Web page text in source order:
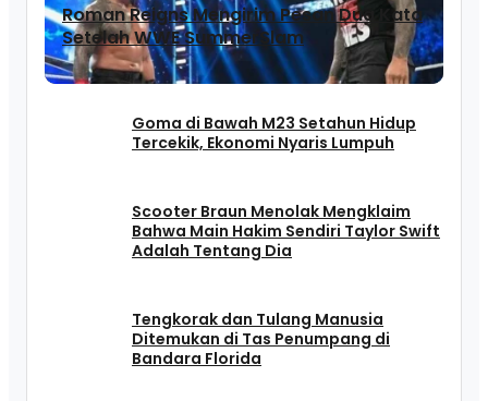
Roman Reigns Mengirim Pesan Dua Kata
Setelah WWE SummerSlam
Goma di Bawah M23 Setahun Hidup
Tercekik, Ekonomi Nyaris Lumpuh
Scooter Braun Menolak Mengklaim
Bahwa Main Hakim Sendiri Taylor Swift
Adalah Tentang Dia
Tengkorak dan Tulang Manusia
Ditemukan di Tas Penumpang di
Bandara Florida